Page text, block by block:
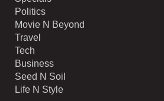
Politics
Movie N Beyond
Travel
Tech
Business
Seed N Soil
Life N Style